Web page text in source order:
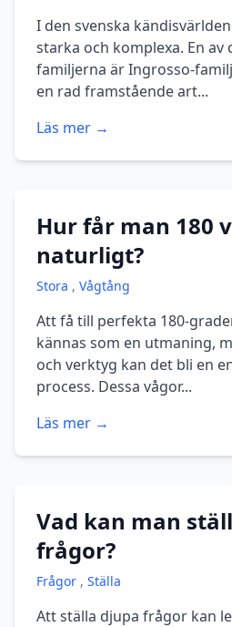
I den svenska
starka och komplexa. En av
familjerna är Ingrosso-
en rad framstående art...
Läs mer →
Hur får man 180
naturligt?
Stora , Vågtång
Att få till perfekta 180-
kännas som en utmaning,
och verktyg kan det bli en
process. Dessa vågor...
Läs mer →
Vad kan man
frågor?
Frågor , Ställa
Att ställa djupa frågor kan